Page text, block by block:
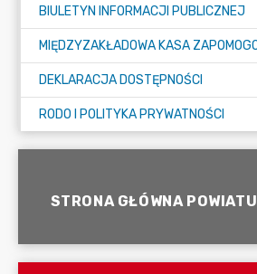
BIULETYN INFORMACJI PUBLICZNEJ
DEKLARACJA DOSTĘPNOŚCI
RODO I POLITYKA PRYWATNOŚCI
STRONA GŁÓWNA POWIATU